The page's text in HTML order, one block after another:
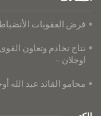
فرض العقوبات
نتاج تخادم وتعاون
اوجلان –
محامو القائد عبد الله